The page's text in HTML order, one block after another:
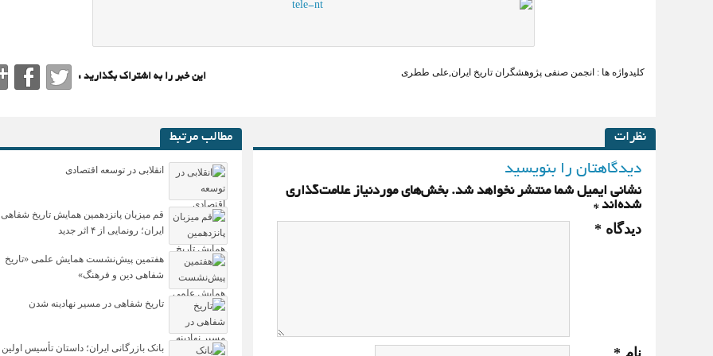
کلیدواژه ها : انجمن صنفی پژوهشگران تاریخ ایران,علی ططری این خبر را به اشتراک بگذارید :
مطالب مرتبط
انقلابی در توسعه اقتصادی
قم میزبان پانزدهمین همایش تاریخ شفاهی
ایران؛ رونمایی از ۴ اثر جدید
هفتمین پیش‌نشست همایش علمی «تاریخ
شفاهی دین و فرهنگ»
تاریخ شفاهی در مسیر نهادینه شدن
بانک بازرگانی ایران؛ داستان تأسیس اولین
نظرات
دیدگاهتان را بنویسید
نشانی ایمیل شما منتشر نخواهد شد. بخش‌های موردنیاز علامت‌گذاری
شده‌اند *
دیدگاه *
نام *